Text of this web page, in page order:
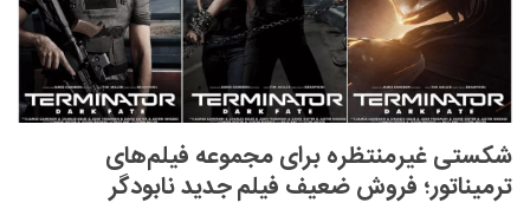
شکستی غیرمنتظره برای مجموعه فیلم‌های
ترمیناتور؛ فروش ضعیف فیلم جدید نابودگر